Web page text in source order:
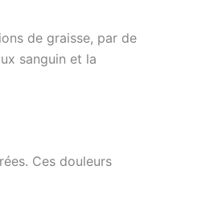
de graisse, par de
sanguin et la
Ces douleurs